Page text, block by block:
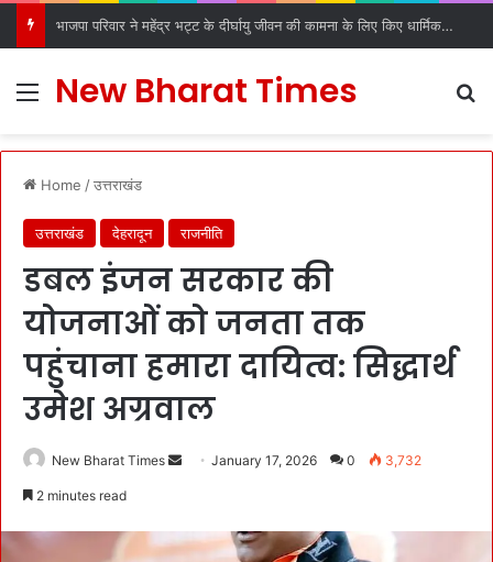
भाजपा परिवार ने महेंद्र भट्ट के दीर्घायु जीवन की कामना के लिए किए धार्मिक अनुष्ठान
Menu
New Bharat Times
Home /उत्तराखंड
उत्तराखंड देहरादून राजनीति
डबल इंजन सरकार की
योजनाओं को जनता तक
पहुंचाना हमारा दायित्व: सिद्धार्थ
उमेश अग्रवाल
New Bharat Times
d
January 17, 2026 0 3,732
2 minutes read